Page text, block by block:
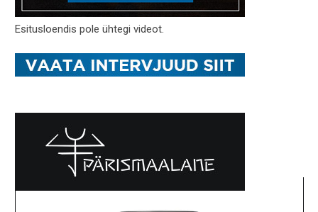
Esitusloendis pole ühtegi videot.